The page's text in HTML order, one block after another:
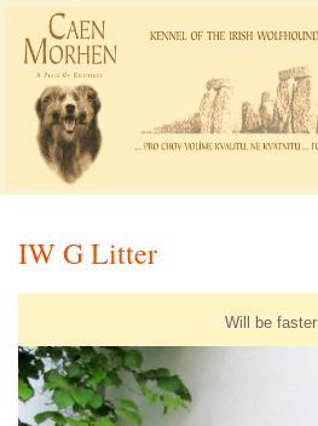
IW G Litter
Will be faster